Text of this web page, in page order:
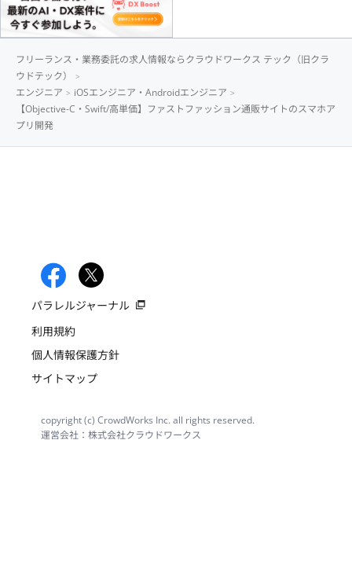
フリーランス・業務委託の求人情報ならクラウドワークス テック（旧クラ
ウドテック）
エンジニア
iOSエンジニア・Androidエンジニア
【Objective-C・Swift/高単価】ファストファッション通販サイトのスマホア
プリ開発
パラレルジャーナル
利用規約
個人情報保護方針
サイトマップ
copyright (c) CrowdWorks Inc. all rights reserved.
運営会社：株式会社クラウドワークス